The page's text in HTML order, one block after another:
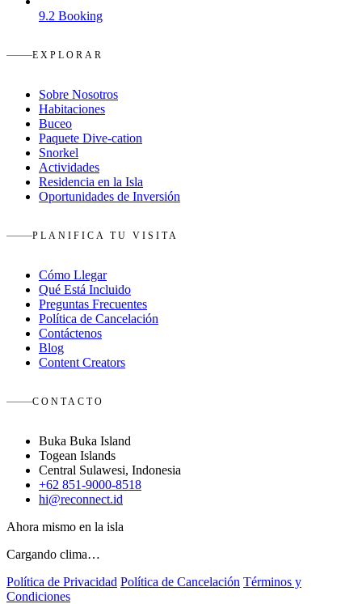
9.2 Booking
EXPLORAR
Sobre Nosotros
Habitaciones
Buceo
Paquete Dive-cation
Snorkel
Actividades
Residencia en la Isla
Oportunidades de Inversión
PLANIFICA TU VISITA
Cómo Llegar
Qué Está Incluido
Preguntas Frecuentes
Política de Cancelación
Contáctenos
Blog
Content Creators
CONTACTO
Buka Buka Island
Togean Islands
Central Sulawesi, Indonesia
+62 851-9000-8518
hi@reconnect.id
Ahora mismo en la isla
Cargando clima…
Política de Privacidad Política de Cancelación Términos y
Condiciones